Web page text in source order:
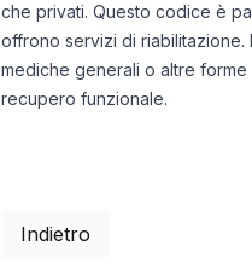
che privati. Questo codice è
offrono servizi di riabilitazione.
mediche generali o altre
recupero funzionale.
Indietro